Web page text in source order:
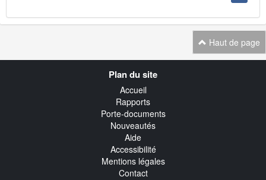
Haut de page
Plan du site
Accueil
Rapports
Porte-documents
Nouveautés
Aide
Accessibilité
Mentions légales
Contact